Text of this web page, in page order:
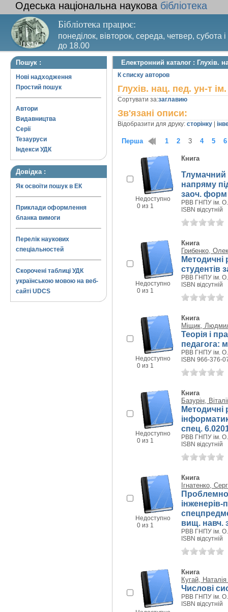
Одеська національна наукова бібліотека
Бібліотека працює:
понеділок, вівторок, середа, четвер, субота
до 18.00
Вихідний день – п’ятниця. Останній четвер
Пошук :
Нові надходження
Простий пошук
Автори
Видавництва
Серії
Тезауруси
Індекси УДК
Довідка :
Як освоїти пошук в ЕК
Приклади оформлення
бланка вимоги
Перелік наукових
спеціальностей
Скорочені таблиці УДК
українською мовою на веб-
сайті UDCS
Електронний каталог : Глухів.
К списку авторов
Глухів. нац. пед. ун-т
Сортувати за:заглавию
Зв'язані описи:
Відобразити для друку: сторінку
Перша 1 2 3 4 5 6
Недоступно
0 из 1
Книга
Тлумачний
напряму
заоч. форм
РВВ ГНПУ ім. О.
ISBN відсутній
Недоступно
0 из 1
Книга
Грибенко,
Методичні
студентів
РВВ ГНПУ ім. О.
ISBN відсутній
Недоступно
0 из 1
Книга
Міщик,
Теорія і
педагога:
РВВ ГНПУ ім. О.
ISBN 966-376-
Недоступно
0 из 1
Книга
Базурін,
Методичні
спец.
РВВ ГНПУ ім. О.
ISBN відсутній
Недоступно
0 из 1
Книга
Ігнатенко,
інженерів-
вищ. навч.
РВВ ГНПУ ім. О.
ISBN відсутній
Книга
Кугай,
Числові
РВВ ГНПУ ім. О.
ISBN відсутній